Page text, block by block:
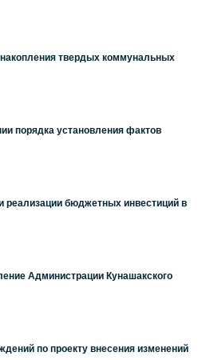
твердых коммунальных
порядка установления фактов
реализации бюджетных инвестиций в
Администрации Кунашакского
по проекту внесения изменений